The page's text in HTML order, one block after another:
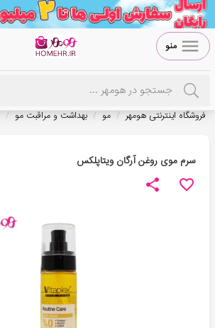
منو
فروشگاه اینترنتی هومهر / مو / بهداشت و مراقبت مو /
سرم موی روغن آرگان ویتاپلکس